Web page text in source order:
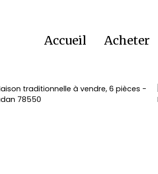
Accueil Acheter